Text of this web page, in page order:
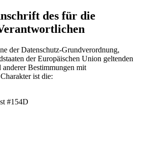
des für die
der Datenschutz-Grundverordnung,
der Europäischen Union geltenden
anderer Bestimmungen mit
ist die:
#154D